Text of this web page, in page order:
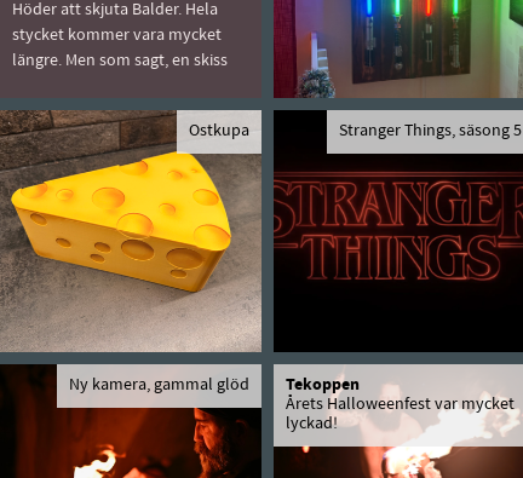
Höder att skjuta Balder. Hela
stycket kommer vara mycket
längre. Men som sagt, en skiss
Ostkupa Stranger Things, säsong 5
Ny kamera, gammal glöd
Tekoppen
Årets Halloweenfest var mycket
lyckad!